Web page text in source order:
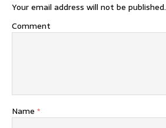
Your email address will not be published.
Comment
Name *